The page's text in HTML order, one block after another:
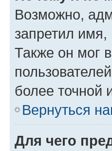
Возможно,
запретил имя,
Также он мог
более точной
Вернуться
Для чего